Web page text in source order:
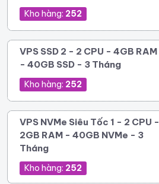
Kho hàng: 252
VPS SSD 2 - 2 CPU - 4GB RAM
- 40GB SSD - 3 Tháng
Kho hàng: 252
VPS NVMe Siêu Tốc 1 - 2 CPU -
2GB RAM - 40GB NVMe - 3
Tháng
Kho hàng: 252